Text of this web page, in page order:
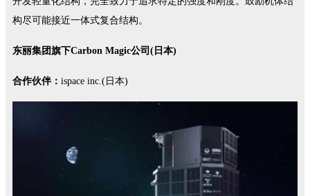
构尽可能接近一体式复合结构。
东丽集团旗下Carbon Magic公司(日本)
合作伙伴： ispace inc.(日本)